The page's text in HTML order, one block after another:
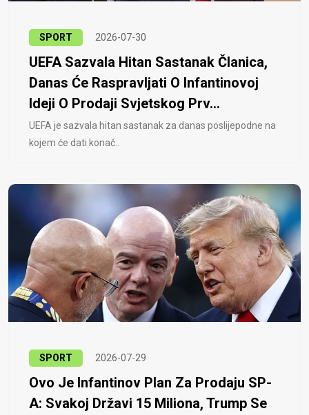
SPORT 2026-07-30
UEFA Sazvala Hitan Sastanak Članica,
Danas Će Raspravljati O Infantinovoj
Ideji O Prodaji Svjetskog Prv...
UEFA je sazvala hitan sastanak za danas poslijepodne na
kojem će dati konač..
SPORT 2026-07-29
Ovo Je Infantinov Plan Za Prodaju SP-
A: Svakoj Državi 15 Miliona, Trump Se